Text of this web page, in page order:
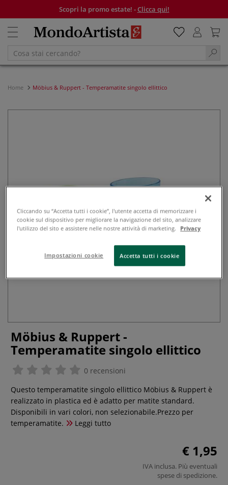
Scopri la promo estate! -Clicca qui!
Home Möbius & Ruppert - Temperamatite singolo ellittico
Möbius & Ruppert -
Temperamatite singolo ellittico
0 recensioni
Questo temperamatite singolo ellittico Möbius & Ruppert è
realizzato in plastica ed è adatto per matite standard.
Disponibili in vari colori, non selezionabile.Prezzo per
temperamatite.
Leggi tutto
€ 1,95
IVA inclusa. Più eventuali
spese di spedizione.
Cliccando su “Accetta tutti i cookie”, l'utente accetta di memorizzare i
cookie sul dispositivo per migliorare la navigazione del sito, analizzare
l'utilizzo del sito e assistere nelle nostre attività di marketing.
Privacy
Impostazioni cookie Accetta tutti i cookie